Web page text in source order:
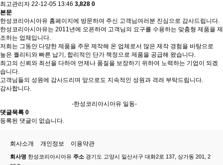
최고관리자 22-12-05 13:46 3,828 0
본문
한성코리아시아유 홈페이지에 방문하여 주신 고객님여러분 진심으로 감사드립니다.
한성코리아시아유는 2011년에 오픈하여 고객님의 요구를 수용하는 맞춤형 제품을 제
조하는 업체입니다.
저희는 그동안 다양한 제품을 주문 제작해 온 업체로서 많은 제작 경험을 바탕으로
높은 퀄리티와 빠른 납기, 합리적인 단가 책정으로 제품을 공급해 왔습니다.
최고의 신뢰와 최선을 다하여 언제나 품질을 보장하기 위하여 노력하는 기업이 되겠
습니다.
고객님들의 성원에 감사드리며 앞으로도 지속적인 성원과 격려 부탁드립니다.
감사합니다.
-한성코리아시아유 일동-
댓글목록 0
등록된 댓글이 없습니다.
회사소개 개인정보 이용약관
회사명 한성코리아시아유 주소 경기도 고양시 일산서구 대화2로 137, 상가동 201, 2